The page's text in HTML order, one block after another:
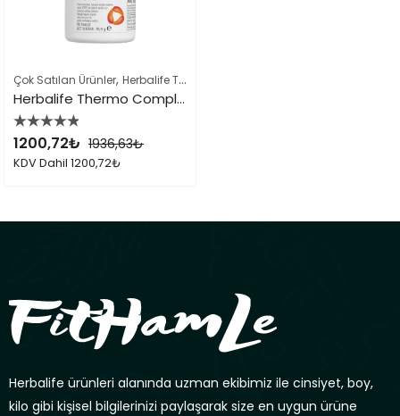
Çok Satılan Ürünler, Herbalife Takviye Edici Gıdalar
Herbalife Thermo Complete
5 üzerinden0
1200,72₺ 1936,63₺
KDV Dahil 1200,72₺
Herbalife ürünleri alanında uzman ekibimiz ile cinsiyet, boy,
kilo gibi kişisel bilgilerinizi paylaşarak size en uygun ürüne